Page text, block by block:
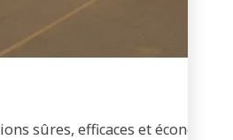
sûres, efficaces et